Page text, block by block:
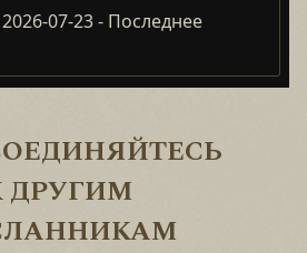
07-23- Последнее
ДРУГИМ